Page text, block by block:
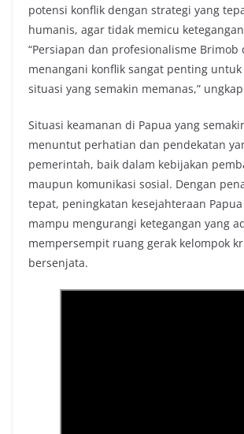
potensi konflik dengan strategi yang
humanis, agar tidak memicu
“Persiapan dan profesionalisme Brimob
menangani konflik sangat penting untuk
situasi yang semakin memanas,”
Situasi keamanan di Papua yang
menuntut perhatian dan pendekatan
pemerintah, baik dalam kebijakan
maupun komunikasi sosial. Dengan
tepat, peningkatan kesejahteraan
mampu mengurangi ketegangan yang
mempersempit ruang gerak kelompok
bersenjata.